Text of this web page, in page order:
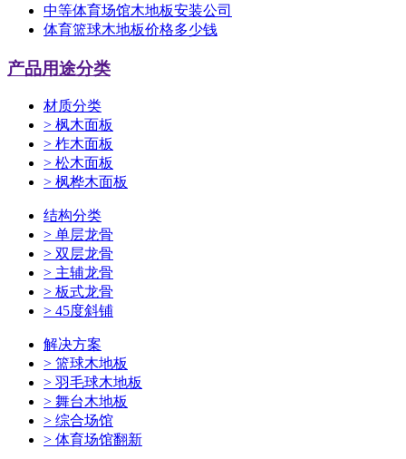
中等体育场馆木地板安装公司
体育篮球木地板价格多少钱
产品用途分类
材质分类
> 枫木面板
> 柞木面板
> 松木面板
> 枫桦木面板
结构分类
> 单层龙骨
> 双层龙骨
> 主辅龙骨
> 板式龙骨
> 45度斜铺
解决方案
> 篮球木地板
> 羽毛球木地板
> 舞台木地板
> 综合场馆
> 体育场馆翻新